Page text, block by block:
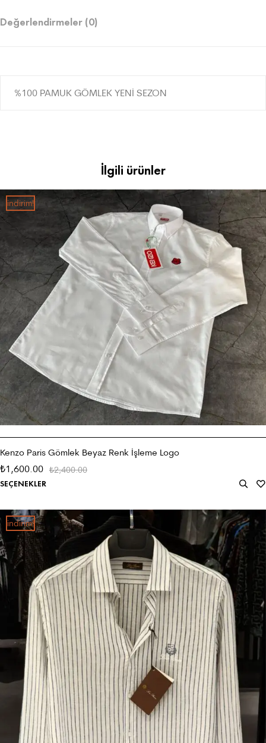
Değerlendirmeler (0)
%100 PAMUK GÖMLEK YENİ SEZON
İlgili ürünler
i̇ndirim!
Kenzo Paris Gömlek Beyaz Renk İşleme Logo
₺2,400.00
₺1,600.00
SEÇENEKLER
i̇ndirim!